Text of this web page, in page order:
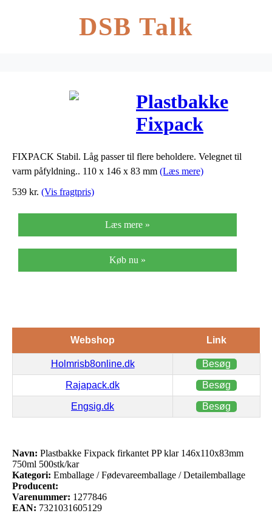
DSB Talk
Plastbakke
Fixpack
klar
750ml
500stk/kar
FIXPACK Stabil. Låg passer til flere beholdere. Velegnet til
varm påfyldning.. 110 x 146 x 83 mm (Læs mere)
539 kr. (Vis fragtpris)
Læs mere »
Køb nu »
Webshop Link
Holmrisb8online.dk Besøg
Rajapack.dk Besøg
Engsig.dk Besøg
Navn: Plastbakke Fixpack firkantet PP klar 146x110x83mm
750ml 500stk/kar
Kategori: Emballage / Fødevareemballage / Detailemballage
Producent:
Varenummer: 1277846
EAN: 7321031605129